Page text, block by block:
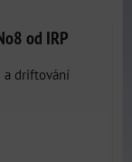
od IRP
a driftování